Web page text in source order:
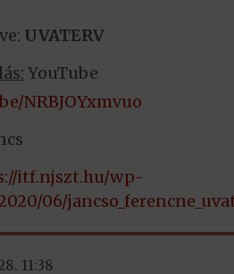
UVATERV
YouTube
NRBJOYxmvuo
itf.njszt.hu/wp-
06/
11:38